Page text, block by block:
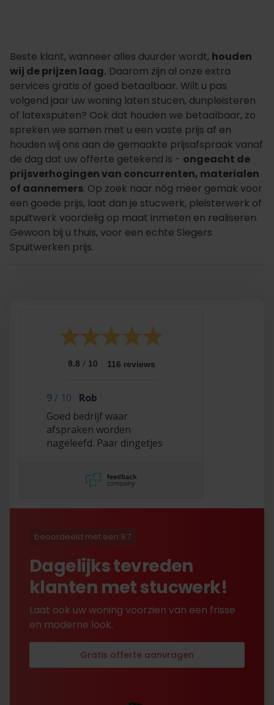
Beste klant, wanneer alles duurder wordt, houden
wij de prijzen laag. Daarom zijn al onze extra
services gratis of goed betaalbaar. Wilt u pas
volgend jaar uw woning laten stucen, dunpleisteren
of latexspuiten? Ook dat houden we betaalbaar, zo
spreken we samen met u een vaste prijs af en
houden wij ons aan de gemaakte prijsafspraak vanaf
de dag dat uw offerte getekend is - ongeacht de
prijsverhogingen van concurrenten, materialen
of aannemers. Op zoek naar nóg meer gemak voor
een goede prijs, laat dan je stucwerk, pleisterwerk of
spuitwerk voordelig op maat inmeten en realiseren.
Gewoon bij u thuis, voor een echte Slegers
Spuitwerken prijs.
9.8 / 10 116 reviews
9/ 10
Rob
Goed bedrijf waar
afspraken worden
nageleefd. Paar dingetjes
korting gekregen. Duurde
lang eer ik de sleutel
met excuses , maar na
is alles toch na
beoordeeld met een 9.7
Dagelijks tevreden
klanten met stucwerk!
Laat ook uw woning voorzien van een frisse
en moderne look.
Gratis offerte aanvragen